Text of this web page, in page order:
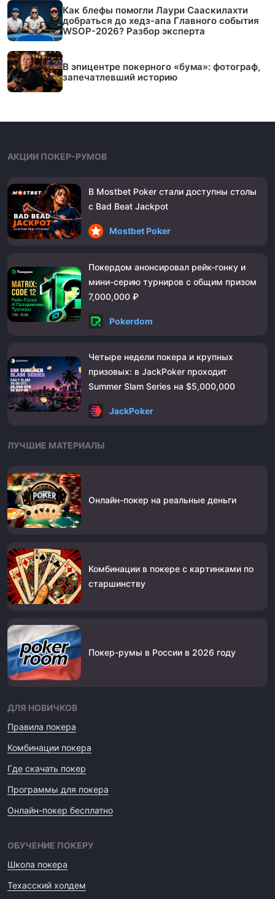
Как блефы помогли Лаури Сааскилахти
добраться до хедз-апа Главного события
WSOP-2026? Разбор эксперта
В эпицентре покерного «бума»: фотограф,
запечатлевший историю
АКЦИИ ПОКЕР-РУМОВ
В Mostbet Poker стали доступны столы
с Bad Beat Jackpot
Mostbet Poker
Покердом анонсировал рейк-гонку и
мини-серию турниров с общим призом
7,000,000 ₽
Pokerdom
Четыре недели покера и крупных
призовых: в JackPoker проходит
Summer Slam Series на $5,000,000
JackPoker
ЛУЧШИЕ МАТЕРИАЛЫ
Онлайн-покер на реальные деньги
Комбинации в покере с картинками по
старшинству
Покер-румы в России в 2026 году
ДЛЯ НОВИЧКОВ
Правила покера
Комбинации покера
Где скачать покер
Программы для покера
Онлайн-покер бесплатно
ОБУЧЕНИЕ ПОКЕРУ
Школа покера
Техасский холдем